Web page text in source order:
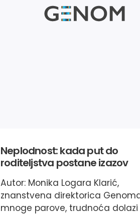
Neplodnost: kada put do
roditeljstva postane izazov
Autor: Monika Logara Klarić,
znanstvena direktorica
mnoge parove, trudnoća dolazi